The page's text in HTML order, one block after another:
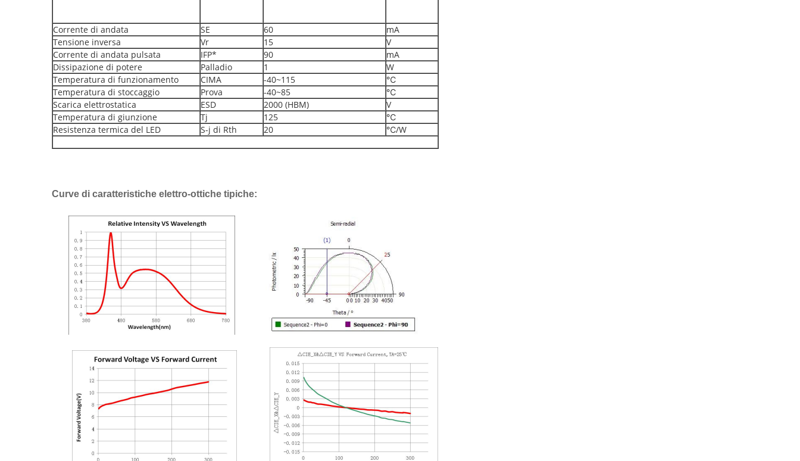
Corrente di andata SE 60
mA
Tensione inversa
Vr 15
V
Corrente di andata pulsata
IFP* 90
mA
Dissipazione di potere
Palladio 1
W
Temperatura di funzionamento
CIMA -40~115
℃
Temperatura di stoccaggio
Prova -40~85
℃
Scarica elettrostatica
ESD 2000 (HBM)
V
Temperatura di giunzione
Tj 125
℃
Resistenza termica del LED
S-j di Rth 20 ℃/W
Curve di caratteristiche elettro-ottiche tipiche: